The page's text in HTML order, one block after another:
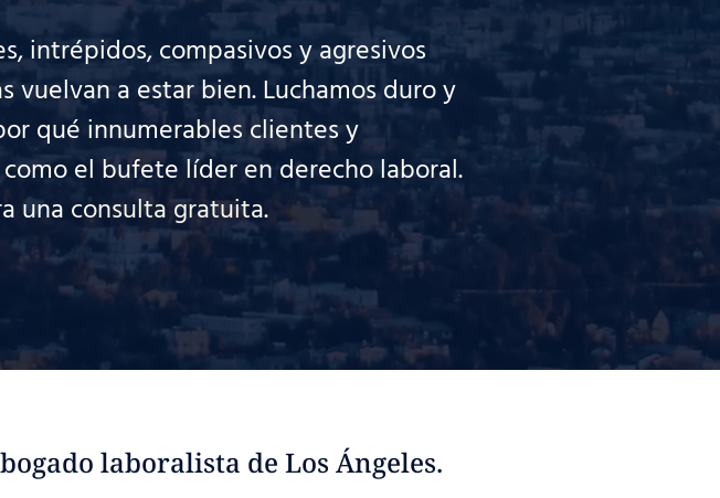
intrépidos, compasivos y agresivos
vuelvan a estar bien. Luchamos duro y
qué innumerables clientes y
el bufete líder en derecho laboral.
una consulta gratuita.
laboralista de Los Ángeles.